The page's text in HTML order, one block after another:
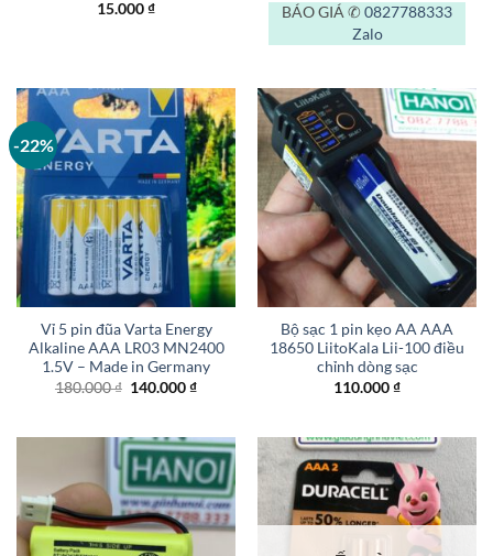
15.000₫
BÁO GIÁ ✆ 0827788333
Zalo
-22%
Vỉ 5 pin đũa Varta Energy
Alkaline AAA LR03 MN2400
1.5V – Made in Germany
180.000₫ Giá
140.000₫Giá
140.000 ₫.
Bộ sạc 1 pin kẹo AA AAA
18650 LiitoKala Lii-100 điều
chỉnh dòng sạc
110.000₫